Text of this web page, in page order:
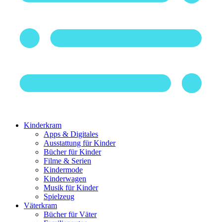
Kinderkram
Apps & Digitales
Ausstattung für Kinder
Bücher für Kinder
Filme & Serien
Kindermode
Kinderwagen
Musik für Kinder
Spielzeug
Väterkram
Bücher für Väter